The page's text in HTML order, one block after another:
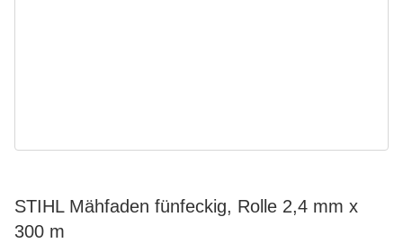
STIHL Mähfaden fünfeckig, Rolle 2,4 mm x
300 m